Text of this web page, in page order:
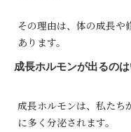
その理由は、体の成長や
あります。
成長ホルモンが出るのは
成長ホルモンは、私たち
に多く分泌されます。